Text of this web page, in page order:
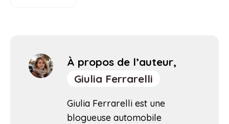
À propos de l’auteur,
Giulia Ferrarelli
Giulia Ferrarelli est une
blogueuse automobile